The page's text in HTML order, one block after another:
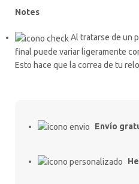
Notes
Al tratarse de un
final puede variar ligeramente
Esto hace que la correa de tu
Envío